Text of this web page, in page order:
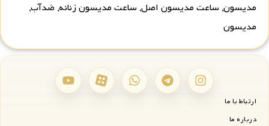
مدیسون, ساعت مدیسون اصل, ساعت مدیسون زنانه, ضدآب,
مدیسون
ارتباط با ما
درباره ما